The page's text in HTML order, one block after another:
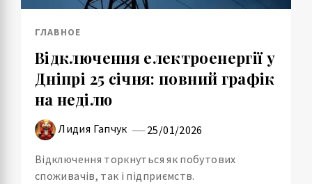
ГЛАВНОЕ
Відключення електроенергії у
Дніпрі 25 січня: повний графік
на неділю
Лидия Гапчук 25/01/2026
Відключення торкнуться як побутових
споживачів, так і підприємств.